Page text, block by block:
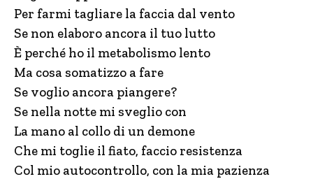
Per farmi tagliare la faccia dal vento
Se non elaboro ancora il tuo lutto
È perché ho il metabolismo lento
Ma cosa somatizzo a fare
Se voglio ancora piangere?
Se nella notte mi sveglio con
La mano al collo di un demone
Che mi toglie il fiato, faccio resistenza
Col mio autocontrollo, con la mia pazienza